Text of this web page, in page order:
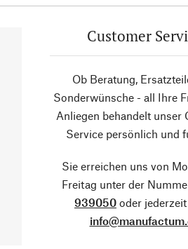
Customer
Ob Beratung,
Sonderwünsche - all Ihre
Anliegen behandelt unser
Service persönlich und
Sie erreichen uns von
Freitag unter der
939050 oder